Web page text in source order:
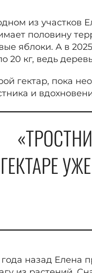
из участков
половину
яблоки. А в
20 кг, ведь
гектар, пока
и
ГЕКТАРЕ
назад Елена